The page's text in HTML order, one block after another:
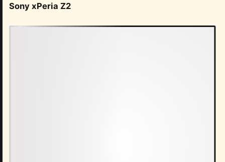
Sony xPeria Z2